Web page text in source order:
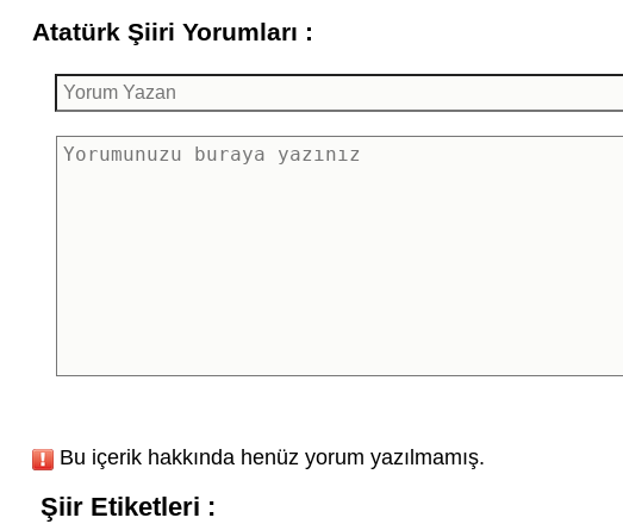
Atatürk Şiiri Yorumları :
Bu içerik hakkında henüz yorum yazılmamış.
Şiir Etiketleri :